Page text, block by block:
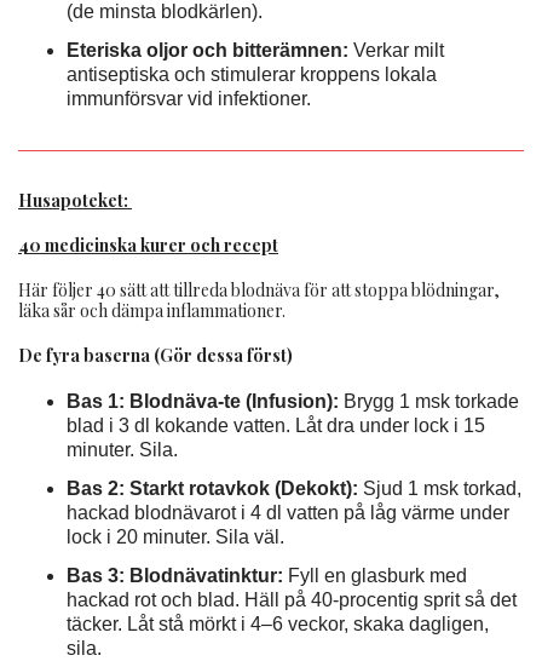
(de minsta blodkärlen).
Eteriska oljor och bitterämnen: Verkar milt
antiseptiska och stimulerar kroppens lokala
immunförsvar vid infektioner.
Husapoteket:
40 medicinska kurer och recept
Här följer 40 sätt att tillreda blodnäva för att stoppa blödningar,
läka sår och dämpa inflammationer.
De fyra baserna (Gör dessa först)
Bas 1: Blodnäva-te (Infusion): Brygg 1 msk torkade
blad i 3 dl kokande vatten. Låt dra under lock i 15
minuter. Sila.
Bas 2: Starkt rotavkok (Dekokt): Sjud 1 msk torkad,
hackad blodnävarot i 4 dl vatten på låg värme under
lock i 20 minuter. Sila väl.
Bas 3: Blodnävatinktur: Fyll en glasburk med
hackad rot och blad. Häll på 40-procentig sprit så det
täcker. Låt stå mörkt i 4–6 veckor, skaka dagligen,
sila.